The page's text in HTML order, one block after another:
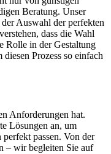
Beratung. Unser
Auswahl der perfekten
dass die Wahl
Rolle in der Gestaltung
Prozess so einfach
Anforderungen hat.
Lösungen an, um
passen. Von der
– wir begleiten Sie auf